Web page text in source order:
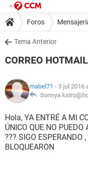
Foros
Tema Anterior
CORREO HOTMAIL
mabel71 - 3 jul 2016
Sonnya
Hola, YA ENTRÉ A MI
ÚNICO QUE NO PUEDO
??? SIGO ESPERANDO
BLOQUEARON